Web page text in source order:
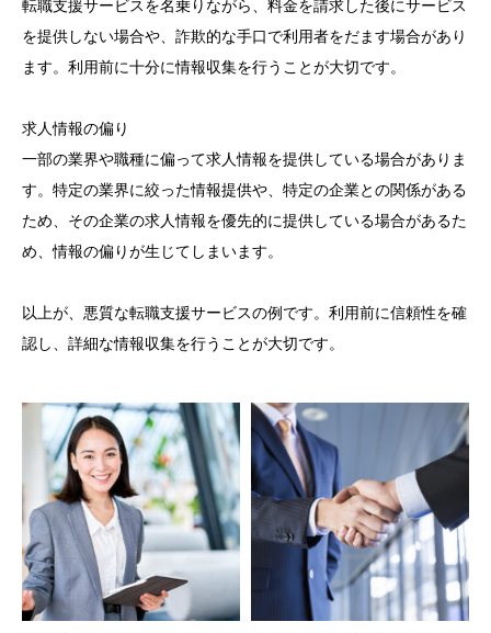
転職支援サービスを名乗りながら、料金を請求した後にサービス
を提供しない場合や、詐欺的な手口で利用者をだます場合があり
ます。利用前に十分に情報収集を行うことが大切です。
求人情報の偏り
一部の業界や職種に偏って求人情報を提供している場合がありま
す。特定の業界に絞った情報提供や、特定の企業との関係がある
ため、その企業の求人情報を優先的に提供している場合があるた
め、情報の偏りが生じてしまいます。
以上が、悪質な転職支援サービスの例です。利用前に信頼性を確
認し、詳細な情報収集を行うことが大切です。